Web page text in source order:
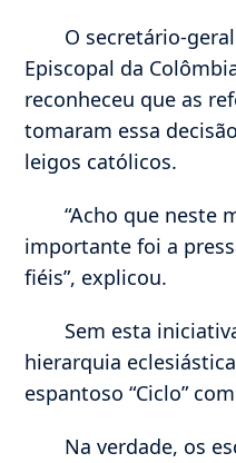
O secretário-
Episcopal da
reconheceu que as
tomaram essa
leigos católicos.
“Acho que neste
importante foi a
fiéis”, explicou.
Sem esta
hierarquia
espantoso “Ciclo”
Na verdade, os